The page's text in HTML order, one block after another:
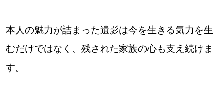
本人の魅力が詰まった遺影は今を生きる気力を生
むだけではなく、残された家族の心も支え続けま
す。